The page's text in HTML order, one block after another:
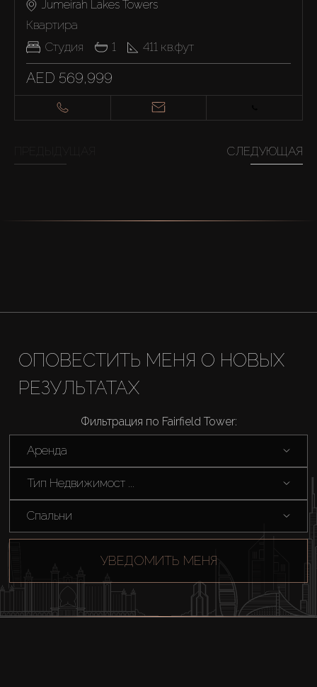
Jumeirah Lakes Towers
Квартира
Студия
1 411 кв.фут
AED 569,999
СЛЕДУЮЩАЯ
ОПОВЕСТИТЬ МЕНЯ О НОВЫХ
РЕЗУЛЬТАТАХ
Фильтрация по Fairfield Tower:
Аренда
Тип Недвижимост ...
Спальни
УВЕДОМИТЬ МЕНЯ